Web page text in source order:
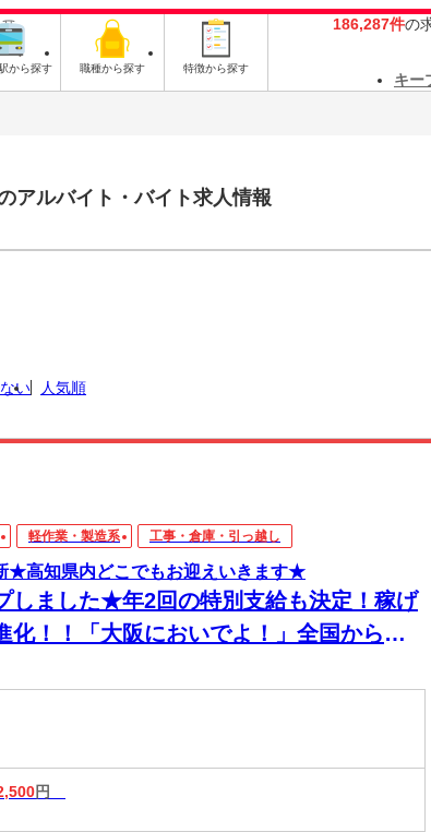
から探す 職種から探す 特徴から探す
186,287件の
キー
アルバイト・バイト求人情報
い 人気順
軽作業・製造系 工事・倉庫・引っ越し
★高知県内どこでもお迎えいきます★
しました★年2回の特別支給も決定！稼げ
化！！「大阪においでよ！」全国からス
円